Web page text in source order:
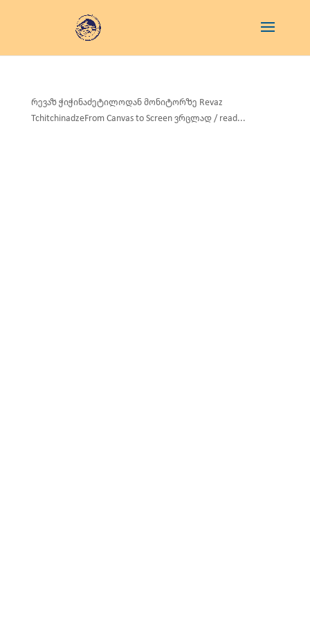
რევაზ ჭიჭინაძეტილოდან მონიტორზე Revaz
TchitchinadzeFrom Canvas to Screen ვრცლად / read...